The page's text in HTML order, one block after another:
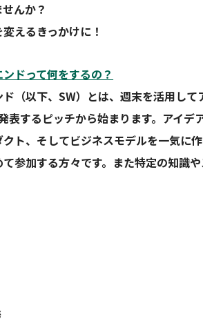
んか？
えるきっかけに！
ドって何をするの？
（以下、SW）とは、週末を活用し
表するピッチから始まります。アイ
ト、そしてビジネスモデルを一気に作
参加する方々です。また特定の知識